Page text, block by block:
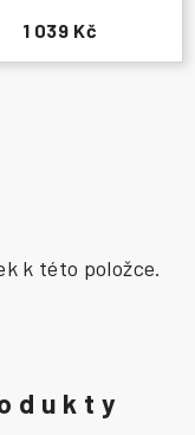
1 039 Kč
k této položce.